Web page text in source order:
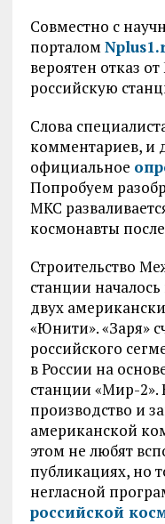
Совместно с
порталом
вероятен отказ
российскую
Слова
комментариев, и
официальное
Попробуем
МКС
космонавты
Строительство
станции
двух
«Юнити». «Заря»
российского
в России на
станции «Мир-2».
производство и
американской
этом не любят
публикациях, но
негласной
российской